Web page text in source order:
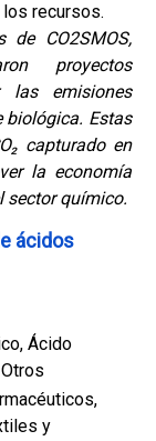
recursos.
de CO2SMOS,
proyectos
emisiones
biológica. Estas
capturado en
la economía
sector químico.
ácidos
Ácido
y